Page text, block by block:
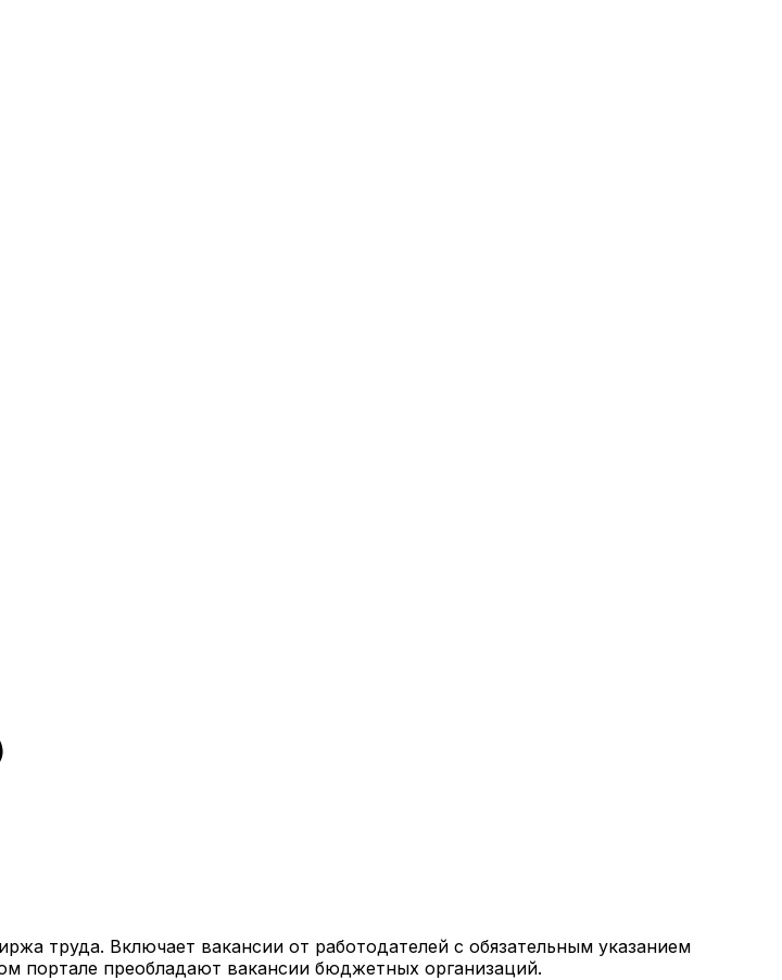
труда. Включает вакансии от работодателей с обязательным указанием
портале преобладают вакансии бюджетных организаций.